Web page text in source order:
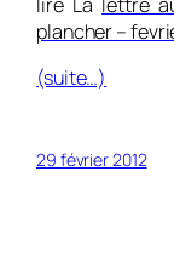
plancher –
(suite…)
29 février 2012